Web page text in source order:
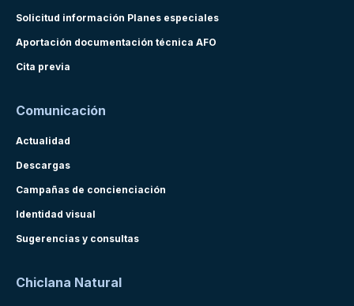
Solicitud información Planes especiales
Aportación documentación técnica AFO
Cita previa
Comunicación
Actualidad
Descargas
Campañas de concienciación
Identidad visual
Sugerencias y consultas
Chiclana Natural